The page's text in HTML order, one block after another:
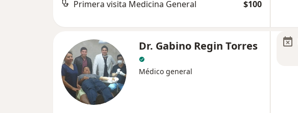
Primera visita Medicina General $100
Dr. Gabino Regin Torres
Médico general